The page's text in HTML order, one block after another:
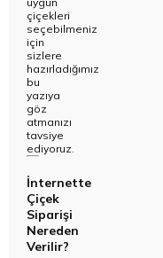
çiçekleri
seçebilmeniz
için
sizlere
hazırladığımız
bu
yazıya
göz
atmanızı
tavsiye
ediyoruz.
İnternette
Çiçek
Siparişi
Nereden
Verilir?